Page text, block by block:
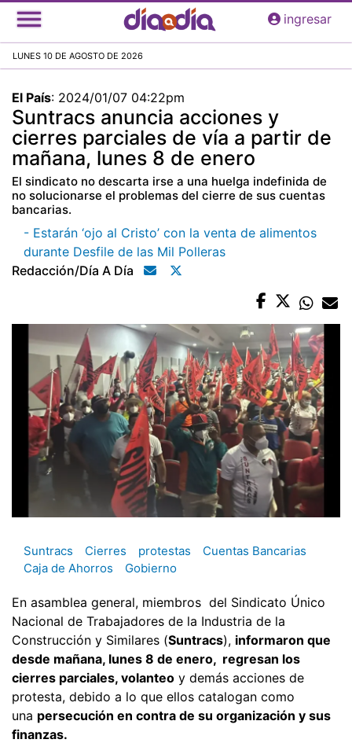
Pasar
al
principal
ingresar
LUNES 10 DE AGOSTO DE 2026
El País: 2024/01/07 04:22pm
Suntracs anuncia acciones y
cierres parciales de vía a partir de
mañana, lunes 8 de enero
El sindicato no descarta irse a una huelga indefinida de
no solucionarse el problemas del cierre de sus cuentas
bancarias.
- Estarán ‘ojo al Cristo’ con la venta de alimentos
durante Desfile de las Mil Polleras
Redacción/día A Día
Suntracs Cierres protestas
Cuentas Bancarias
Caja de Ahorros
Gobierno
En asamblea general, miembros del Sindicato Único
Nacional de Trabajadores de la Industria de la
Construcción y Similares (Suntracs), informaron que
desde mañana, lunes 8 de enero, regresan los
cierres parciales, volanteo y demás acciones de
protesta, debido a lo que ellos catalogan como
una persecución en contra de su organización y sus
finanzas.